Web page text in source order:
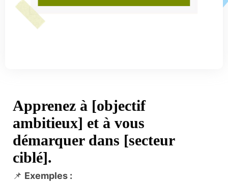
Apprenez à [objectif
ambitieux] et à vous
démarquer dans [secteur
ciblé].
📌 Exemples :